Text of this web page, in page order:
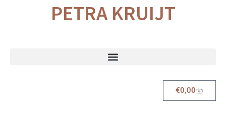
PETRA KRUIJT
€0,00